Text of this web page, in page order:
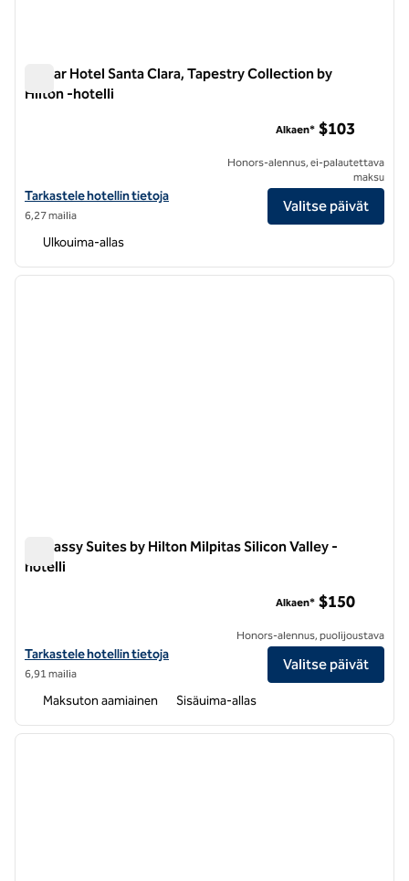
Avatar Hotel Santa Clara, Tapestry Collection by
Hilton -hotelli
Katso hotellitiedot kohteesta Avatar Hotel Santa Clara, Tapestry
Tarkastele hotellin tietoja
6,27 mailia
Alkaen* $103
Honors-alennus, ei-palautettava
maksu
Valitse päivät
Ulkouima-allas
1/12
Embassy Suites by Hilton Milpitas Silicon Valley -
hotelli
Näytä Embassy Suites by Hilton Milpitas Silicon Valley -hotellin tiedot
Tarkastele hotellin tietoja
6,91 mailia
Alkaen* $150
Honors-alennus, puolijoustava
Valitse päivät
Maksuton aamiainen Sisäuima-allas
1/12